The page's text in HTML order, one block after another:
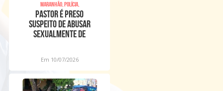
Maranhão, Polícia,
Pastor é preso
suspeito de abusar
sexualmente de
Em 10/07/2026